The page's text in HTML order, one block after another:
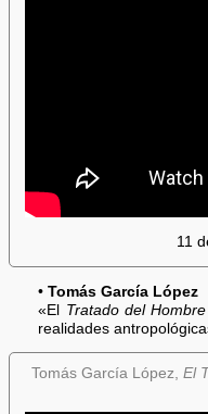
11
•Tomás García López
«El Tratado del Hombre
realidades
Tomás García López, El